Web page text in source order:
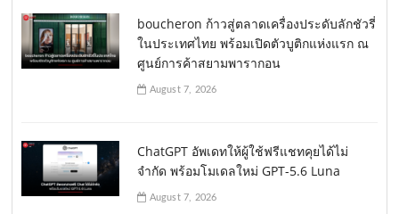
boucheron ก้าวสู่ตลาดเครื่องประดับลักชัวรี่
ในประเทศไทย พร้อมเปิดตัวบูติกแห่งแรก ณ
ศูนย์การค้าสยามพารากอน
August 7, 2026
ChatGPT อัพเดทให้ผู้ใช้ฟรีแชทคุยได้ไม่
จำกัด พร้อมโมเดลใหม่ GPT-5.6 Luna
August 7, 2026